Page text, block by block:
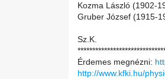
Kozma László (1902-
Gruber József (1915-
Sz.K.
Érdemes megnézni:
http://www.kfki.hu/